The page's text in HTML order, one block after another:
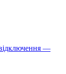
відключення —